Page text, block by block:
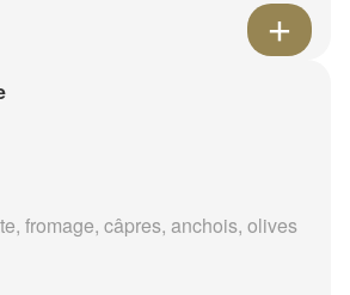
fromage, câpres, anchois, olives